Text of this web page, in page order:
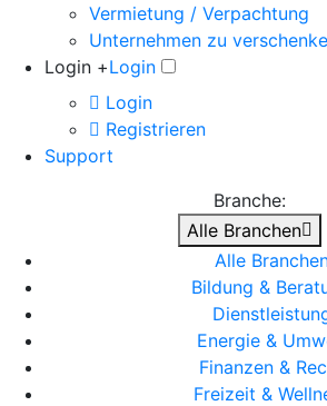
Vermietung / Verpachtung
Unternehmen zu
Login +Login
Login
Registrieren
Support
Branche:
Alle Branchen
Alle
Bildung &
Energie &
Finanzen &
Freizeit &